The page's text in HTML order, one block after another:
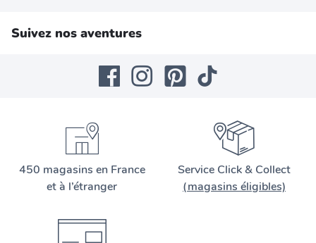
Suivez nos aventures
450 magasins en France
et à l’étranger
Service Click & Collect
(magasins éligibles)